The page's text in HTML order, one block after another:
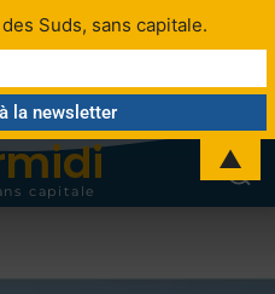
capitale
Suds, sans capitale.
▲